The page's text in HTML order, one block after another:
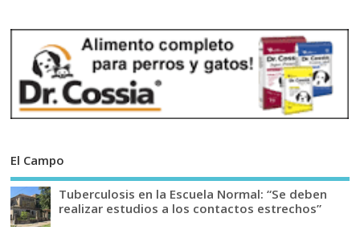
El Campo
Tuberculosis en la Escuela Normal: “Se deben
realizar estudios a los contactos estrechos”